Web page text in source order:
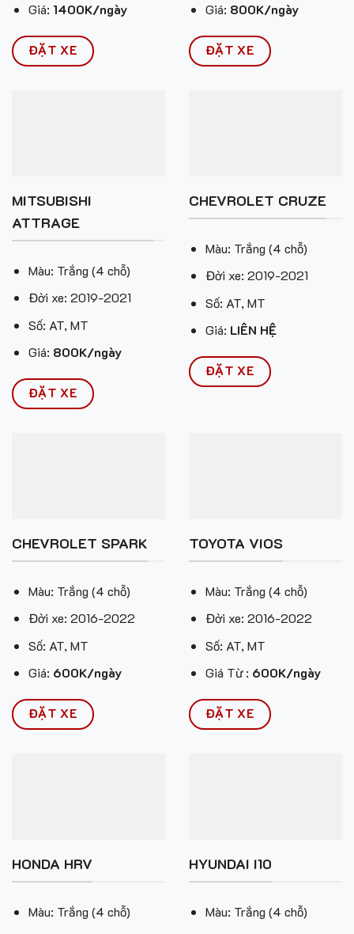
Giá: 1400K/ngày
ĐẶT XE
Giá: 800K/ngày
ĐẶT XE
MITSUBISHI
ATTRAGE
Màu: Trắng (4 chỗ)
Đời xe: 2019-2021
Số: AT, MT
Giá: 800K/ngày
ĐẶT XE
CHEVROLET CRUZE
Màu: Trắng (4 chỗ)
Đời xe: 2019-2021
Số: AT, MT
Giá: LIÊN HỆ
ĐẶT XE
CHEVROLET SPARK
Màu: Trắng (4 chỗ)
Đời xe: 2016-2022
Số: AT, MT
Giá: 600K/ngày
ĐẶT XE
TOYOTA VIOS
Màu: Trắng (4 chỗ)
Đời xe: 2016-2022
Số: AT, MT
Giá Từ : 600K/ngày
ĐẶT XE
HONDA HRV
Màu: Trắng (4 chỗ)
HYUNDAI I10
Màu: Trắng (4 chỗ)